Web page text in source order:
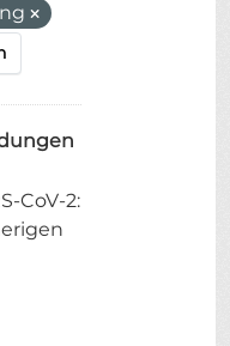
CoV-2: